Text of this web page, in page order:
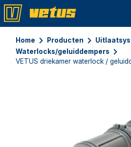
Home Producten
Waterlocks/geluiddempers
VETUS driekamer waterlock /